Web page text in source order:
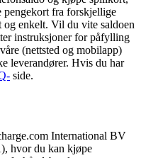
pengekort fra forskjellige
og enkelt. Vil du vite saldoen
instruksjoner for påfylling
(nettsted og mobilapp)
leverandører. Hvis du har
side.
International BV
hvor du kan kjøpe